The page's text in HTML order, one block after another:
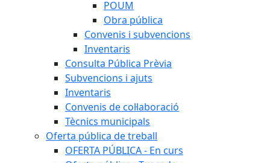
POUM
Obra pública
Convenis i subvencions
Inventaris
Consulta Pública Prèvia
Subvencions i ajuts
Inventaris
Convenis de col·laboració
Tècnics municipals
Oferta pública de treball
OFERTA PÚBLICA - En curs